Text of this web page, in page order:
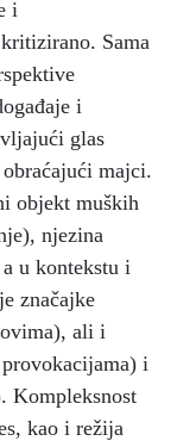
i
Sama
i
glas
majci.
objekt muških
njezina
u kontekstu i
značajke
ali i
i
Kompleksnost
kao i režija